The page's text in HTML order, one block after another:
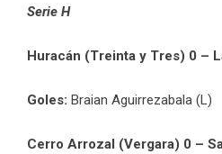
Serie H
Huracán (Treinta y Tres) 0 –
Goles: Braian Aguirrezabala (L)
Cerro Arrozal (Vergara) 0 –